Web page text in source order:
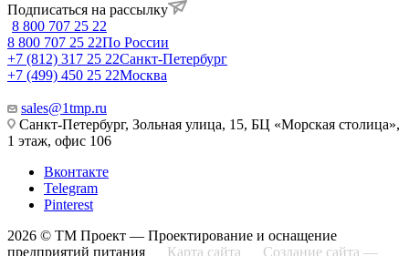
Подписаться на рассылку
8 800 707 25 22
8 800 707 25 22По России
+7 (812) 317 25 22Санкт-Петербург
+7 (499) 450 25 22Москва
sales@1tmp.ru
Санкт-Петербург, Зольная улица, 15, БЦ «Морская столица»,
1 этаж, офис 106
Вконтакте
Telegram
Pinterest
2026 © ТМ Проект — Проектирование и оснащение
предприятий питания
Карта сайта
Создание сайта —